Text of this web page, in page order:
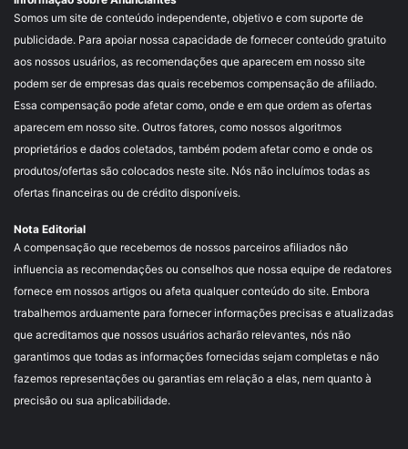
Somos um site de conteúdo independente, objetivo e com suporte de
publicidade. Para apoiar nossa capacidade de fornecer conteúdo gratuito
aos nossos usuários, as recomendações que aparecem em nosso site
podem ser de empresas das quais recebemos compensação de afiliado.
Essa compensação pode afetar como, onde e em que ordem as ofertas
aparecem em nosso site. Outros fatores, como nossos algoritmos
proprietários e dados coletados, também podem afetar como e onde os
produtos/ofertas são colocados neste site. Nós não incluímos todas as
ofertas financeiras ou de crédito disponíveis.
Nota Editorial
A compensação que recebemos de nossos parceiros afiliados não
influencia as recomendações ou conselhos que nossa equipe de redatores
fornece em nossos artigos ou afeta qualquer conteúdo do site. Embora
trabalhemos arduamente para fornecer informações precisas e atualizadas
que acreditamos que nossos usuários acharão relevantes, nós não
garantimos que todas as informações fornecidas sejam completas e não
fazemos representações ou garantias em relação a elas, nem quanto à
precisão ou sua aplicabilidade.